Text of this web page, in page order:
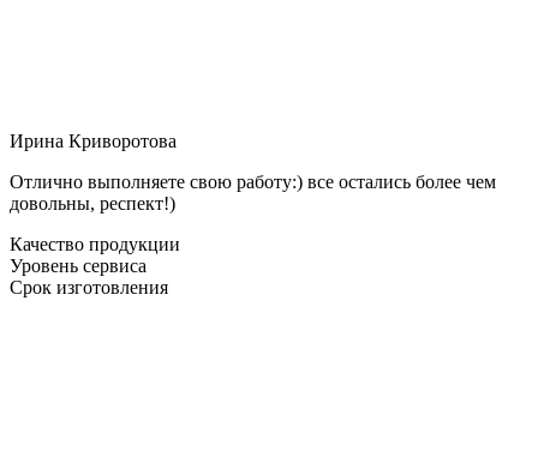
Ирина Криворотова
Отлично выполняете свою работу:) все остались более чем
довольны, респект!)
Качество продукции
Уровень сервиса
Срок изготовления